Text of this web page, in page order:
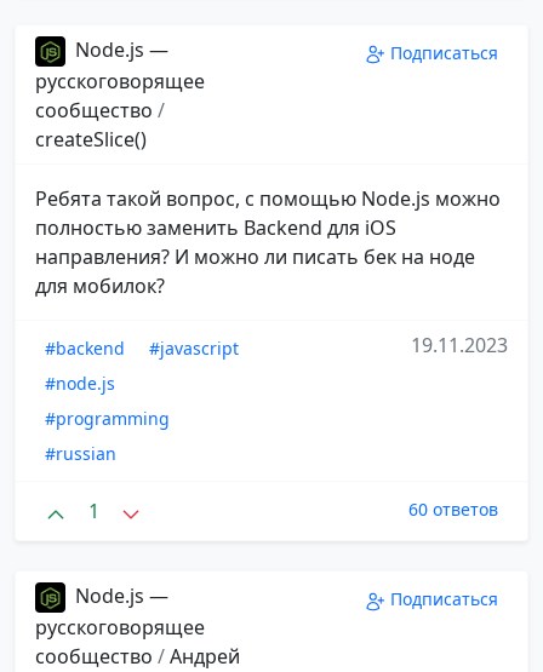
Node.js —
русскоговорящее
сообщество /
createSlice()
Подписаться
Ребята такой вопрос, с помощью Node.js можно
полностью заменить Backend для iOS
направления? И можно ли писать бек на ноде
для мобилок?
#backend
#javascript
#node.js
#programming
#russian
19.11.2023
1 60 ответов
Node.js —
русскоговорящее
сообщество /Андрей
Подписаться